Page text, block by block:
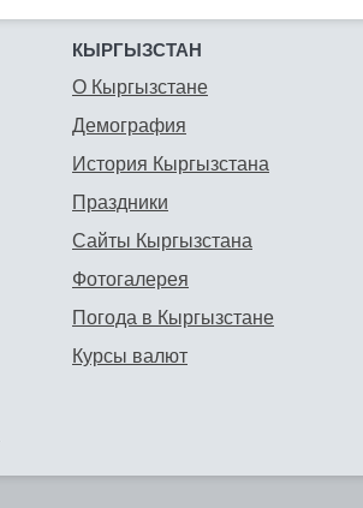
КЫРГЫЗСТАН
О Кыргызстане
Демография
История Кыргызстана
Праздники
Сайты Кыргызстана
Фотогалерея
Погода в Кыргызстане
Курсы валют